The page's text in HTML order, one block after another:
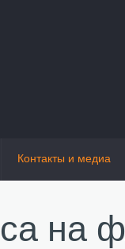
Контакты и медиа
на